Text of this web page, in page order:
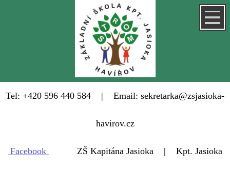
Tel: +420 596 440 584 | Email: sekretarka@zsjasioka-
havirov.cz
Facebook ZŠ Kapitána Jasioka | Kpt. Jasioka